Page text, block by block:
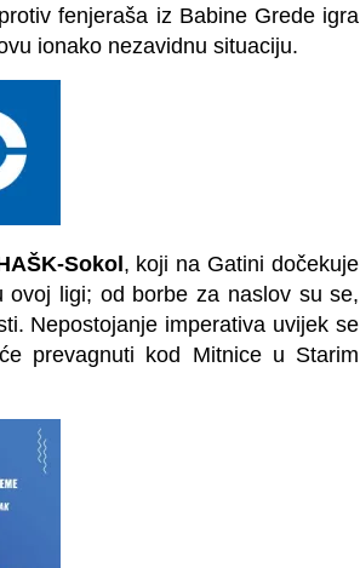
fenjeraša iz Babine Grede igra
ionako nezavidnu situaciju.
Sokol , koji na Gatini dočekuje
ovoj ligi; od borbe za naslov su se,
Nepostojanje imperativa uvijek se
prevagnuti kod Mitnice u Starim